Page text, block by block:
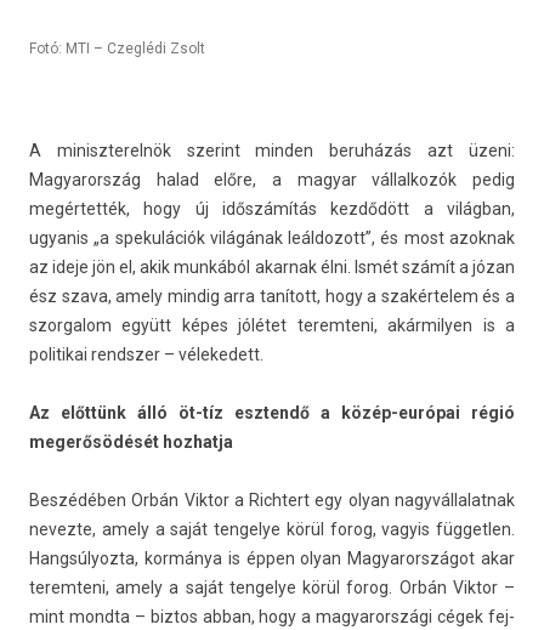
Fotó: MTI – Czeglédi Zsolt
A miniszterel­nök szerint mind­en beruházás azt üzeni:
Magyarország halad előre, a magyar vál­lalkozók pedig
megértették, hogy új időszámítás kezdődött a világban,
ugyanis „a spekulációk világának leál­dozott”, és most azok­nak
az ideje jön el, akik munkából akar­nak élni. Ismét számít a józan
ész szava, amely min­dig arra tanított, hogy a szakér­telem és a
szor­galom együtt képes jólétet terem­teni, akár­mily­en is a
politikai re­ndsz­er – vélekedett.
Az előttünk álló öt-tíz esztendő a közép-európai régió
megerősödését hoz­hatja
Beszédében Orbán Vik­tor a Richtert egy olyan nagyvál­lalat­nak
nevez­te, amely a saját ten­gelye körül forog, vagyis füg­getl­en.
Han­gsúlyoz­ta, kormánya is éppen olyan Magyarországot akar
terem­teni, amely a saját ten­gelye körül forog. Orbán Vik­tor –
mint mondta – bi­ztos abban, hogy a magyarországi cégek fej­